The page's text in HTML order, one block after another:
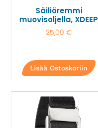
Säiliöremmi
muovisoljella, XDEEP
25,00 €
Lisää Ostoskoriin